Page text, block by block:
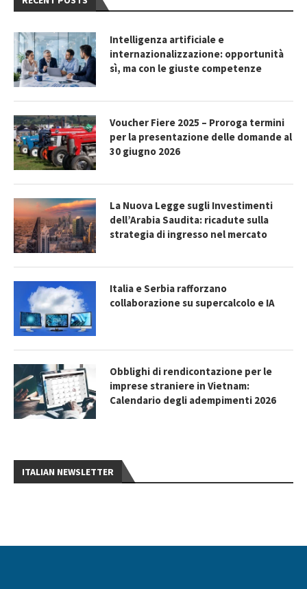
Intelligenza artificiale e
internazionalizzazione: opportunità
sì, ma con le giuste competenze
Voucher Fiere 2025 – Proroga termini
per la presentazione delle domande al
30 giugno 2026
La Nuova Legge sugli Investimenti
dell’Arabia Saudita: ricadute sulla
strategia di ingresso nel mercato
Italia e Serbia rafforzano
collaborazione su supercalcolo e IA
Obblighi di rendicontazione per le
imprese straniere in Vietnam:
Calendario degli adempimenti 2026
ITALIAN NEWSLETTER